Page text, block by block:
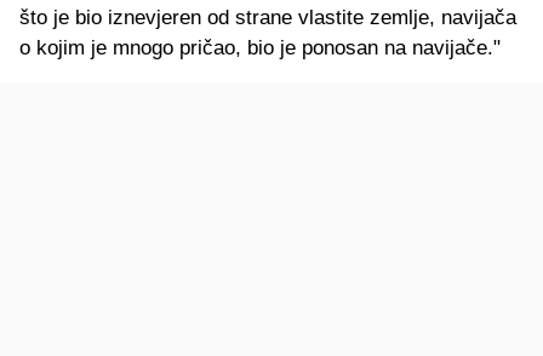
što je bio iznevjeren od strane vlastite zemlje, navijača
o kojim je mnogo pričao, bio je ponosan na navijače."